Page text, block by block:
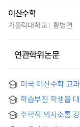
이산수학
가톨릭대학교 황병연
연관학위논문
미국 이산수학 교
학습부진 학생을
수학적 의사소통